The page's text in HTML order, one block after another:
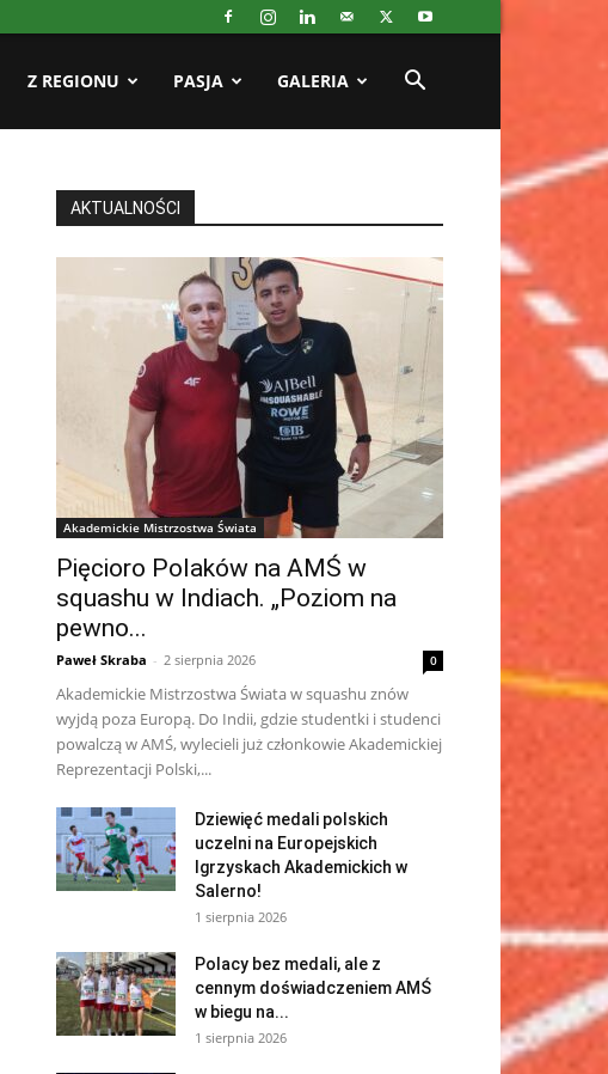
Z REGIONU PASJA GALERIA
AKTUALNOŚCI
Akademickie Mistrzostwa Świata
Pięcioro Polaków na AMŚ w
squashu w Indiach. „Poziom na
pewno...
Paweł Skraba - 2 sierpnia 2026 0
Akademickie Mistrzostwa Świata w squashu znów
wyjdą poza Europą. Do Indii, gdzie studentki i studenci
powalczą w AMŚ, wylecieli już członkowie Akademickiej
Reprezentacji Polski,...
Dziewięć medali polskich
uczelni na Europejskich
Igrzyskach Akademickich w
Salerno!
1 sierpnia 2026
Polacy bez medali, ale z
cennym doświadczeniem AMŚ
w biegu na...
1 sierpnia 2026